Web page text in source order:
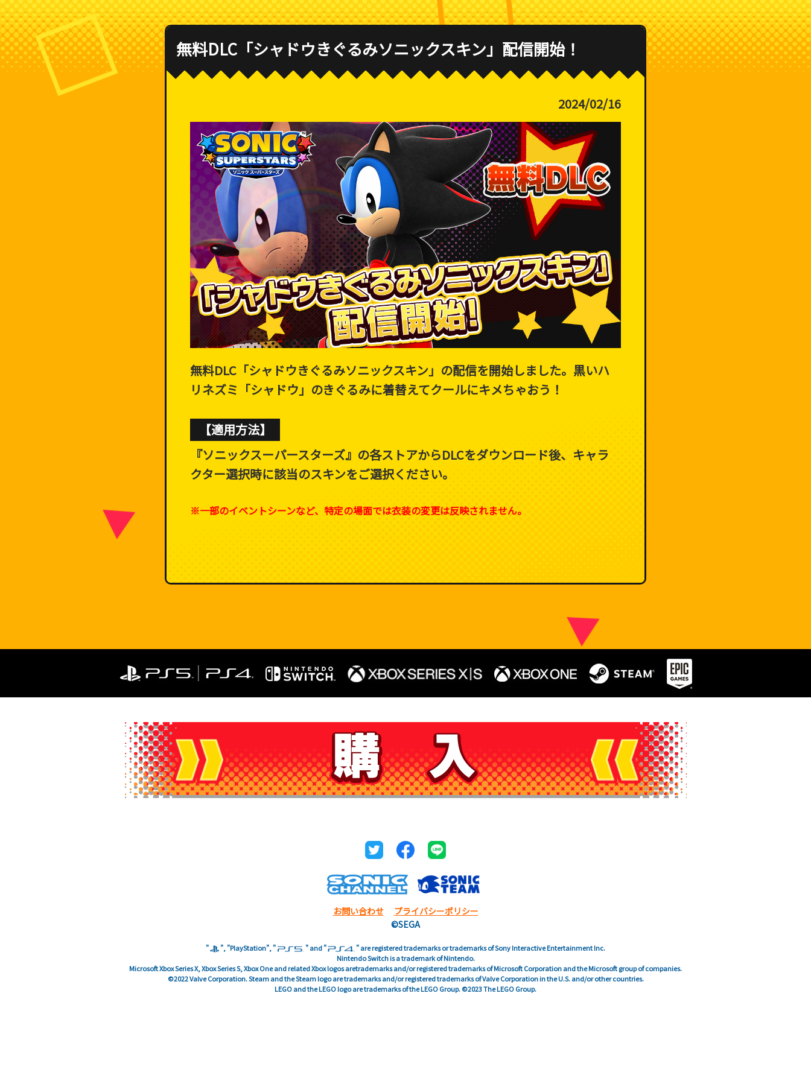
無料DLC「シャドウきぐるみソニックスキン」配信開始！
2024/02/16
無料DLC「シャドウきぐるみソニックスキン」の配信を開始しました。黒いハ
リネズミ「シャドウ」のきぐるみに着替えてクールにキメちゃおう！
【適用方法】
『ソニックスーパースターズ』の各ストアからDLCをダウンロード後、キャラ
クター選択時に該当のスキンをご選択ください。
※一部のイベントシーンなど、特定の場面では衣装の変更は反映されません。
お問い合わせ
プライバシーポリシー
©SEGA
" ", "PlayStation", " " and "
" are registered trademarks or trademarks of Sony Interactive Entertainment Inc.
Nintendo Switch is a trademark of Nintendo.
Microsoft Xbox Series X, Xbox Series S, Xbox One and related Xbox logos aretrademarks and/or registered trademarks of Microsoft Corporation and the Microsoft group of companies.
©2022 Valve Corporation. Steam and the Steam logo are trademarks and/or registered trademarks of Valve Corporation in the U.S. and/or other countries.
LEGO and the LEGO logo are trademarks of the LEGO Group. ©2023 The LEGO Group.